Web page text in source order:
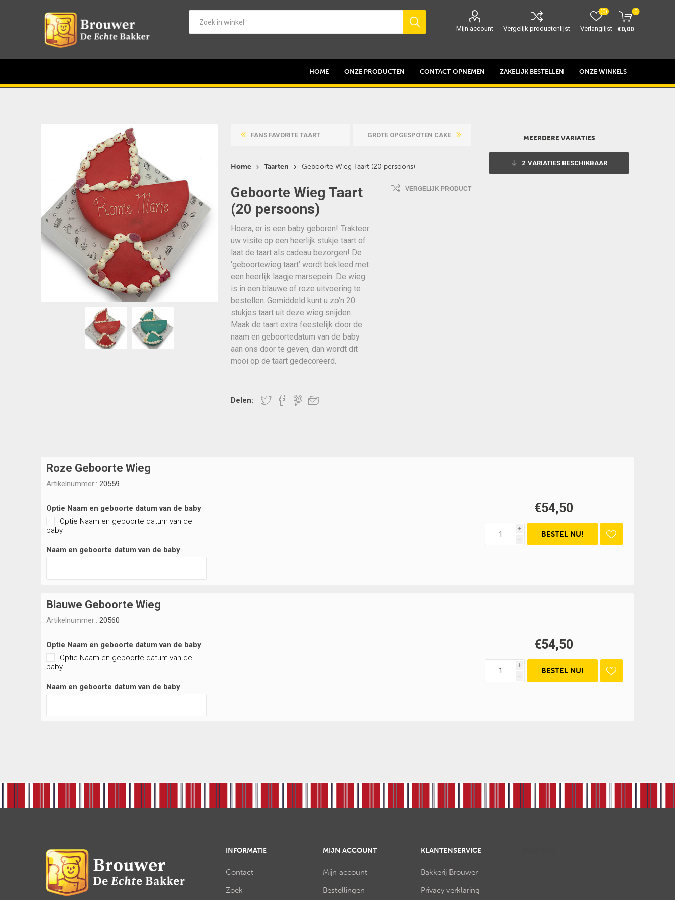
Mijn account Vergelijk productenlijst Verlanglijst
(0) 0
€0,00
HOME ONZE PRODUCTEN CONTACT OPNEMEN ZAKELIJK BESTELLEN ONZE WINKELS
FANS FAVORITE TAART GROTE OPGESPOTEN CAKE
Home Taarten Geboorte Wieg Taart (20 persoons)
Geboorte Wieg Taart
(20 persoons)
Hoera, er is een baby geboren! Trakteer
uw visite op een heerlijk stukje taart of
laat de taart als cadeau bezorgen! De
‘geboortewieg taart’ wordt bekleed met
een heerlijk laagje marsepein. De wieg
is in een blauwe of roze uitvoering te
bestellen. Gemiddeld kunt u zo’n 20
stukjes taart uit deze wieg snijden.
Maak de taart extra feestelijk door de
naam en geboortedatum van de baby
aan ons door te geven, dan wordt dit
mooi op de taart gedecoreerd.
VERGELIJK PRODUCT
MEERDERE VARIATIES
2 VARIATIES BESCHIKBAAR
Delen:
Roze Geboorte Wieg
Artikelnummer:: 20559
Optie Naam en geboorte datum van de baby
Optie Naam en geboorte datum van de
baby
Naam en geboorte datum van de baby
€54,50
i
h
Blauwe Geboorte Wieg
Artikelnummer:: 20560
Optie Naam en geboorte datum van de baby
Optie Naam en geboorte datum van de
baby
Naam en geboorte datum van de baby
€54,50
i
h
INFORMATIE
Contact
Zoek
MIJN ACCOUNT
Mijn account
Bestellingen
KLANTENSERVICE
Bakkerij Brouwer
Privacy verklaring